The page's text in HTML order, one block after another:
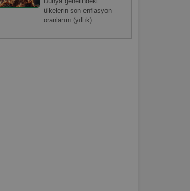
ülkelerin son enflasyon
oranlarını (yıllık)
yaşam maliyetini etkileyen